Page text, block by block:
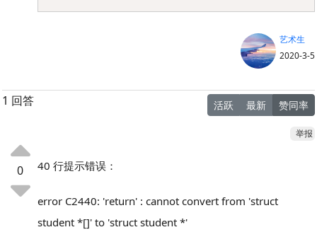
‭艺术生
2020-3-5
1 回答 活跃 最新 赞同率
举报
0 40 行提示错误：
error C2440: 'return' : cannot convert from 'struct
student *[]' to 'struct student *'